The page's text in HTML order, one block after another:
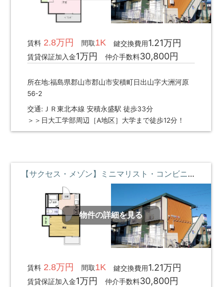
賃料2.8万円 間取1K 鍵交換費用1.21万円
賃貸保証加入金1万円 仲介手数料30,800円
所在地:福島県郡山市郡山市安積町日出山字大洲河原
56-2
交通:ＪＲ東北本線 安積永盛駅 徒歩33分
＞＞日大工学部周辺［A地区］大学まで徒歩12分！
【サクセス・メゾン】ミニマリスト・コンビニとスーパー近く ①階 **即入居募集中**
物件の詳細を見る
賃料2.8万円 間取1K 鍵交換費用1.21万円
賃貸保証加入金1万円 仲介手数料30,800円